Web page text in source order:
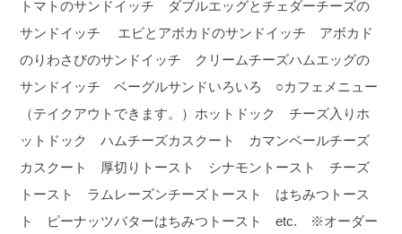
トマトのサンドイッチ ダブルエッグとチェダーチーズの
サンドイッチ エビとアボカドのサンドイッチ アボカド
のりわさびのサンドイッチ クリームチーズハムエッグの
サンドイッチ ベーグルサンドいろいろ ○カフェメニュー
（テイクアウトできます。）ホットドック チーズ入りホ
ットドック ハムチーズカスクート カマンベールチーズ
カスクート 厚切りトースト シナモントースト チーズ
トースト ラムレーズンチーズトースト はちみつトース
ト ピーナッツバターはちみつトースト etc. ※オーダー